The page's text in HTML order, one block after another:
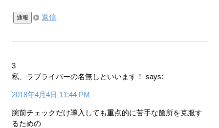
通報 返信
3
私、ラブライバーの名無しといいます！
says:
2018年4月4日 11:44 PM
腕前チェックだけ導入しても重点的に苦手な箇所を克服す
るための